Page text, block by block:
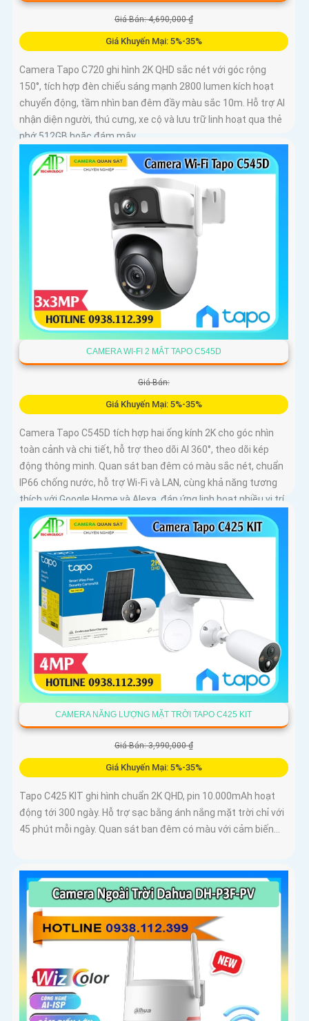
Giá Bán: 4,690,000 ₫
Giá Khuyến Mại: 5%-35%
Camera Tapo C720 ghi hình 2K QHD sắc nét với góc rộng
150°, tích hợp đèn chiếu sáng mạnh 2800 lumen kích hoạt
chuyển động, tầm nhìn ban đêm đầy màu sắc 10m. Hỗ trợ AI
nhận diện người, thú cưng, xe cộ và lưu trữ linh hoạt qua thẻ
nhớ 512GB hoặc đám mây
CAMERA WI-FI 2 MẮT TAPO C545D
Giá Bán:
Giá Khuyến Mại: 5%-35%
Camera Tapo C545D tích hợp hai ống kính 2K cho góc nhìn
toàn cảnh và chi tiết, hỗ trợ theo dõi AI 360°, theo dõi kép
động thông minh. Quan sát ban đêm có màu sắc nét, chuẩn
IP66 chống nước, hỗ trợ Wi-Fi và LAN, cùng khả năng tương
thích với Google Home và Alexa, đáp ứng linh hoạt nhiều vị trí
lắp đặt
CAMERA NĂNG LƯỢNG MẶT TRỜI TAPO C425 KIT
Giá Bán: 3,990,000 ₫
Giá Khuyến Mại: 5%-35%
Tapo C425 KIT ghi hình chuẩn 2K QHD, pin 10.000mAh hoạt
động tới 300 ngày. Hỗ trợ sạc bằng ánh nắng mặt trời chỉ với
45 phút mỗi ngày. Quan sát ban đêm có màu với cảm biến...